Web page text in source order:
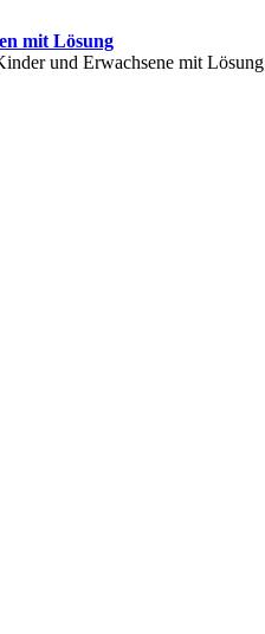
mit Lösung
und Erwachsene mit Lösung